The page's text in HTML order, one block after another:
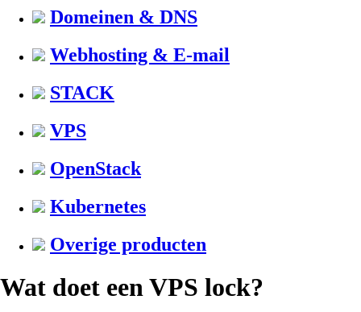
Domeinen & DNS
Webhosting & E-mail
STACK
VPS
OpenStack
Kubernetes
Overige producten
Wat doet een VPS lock?